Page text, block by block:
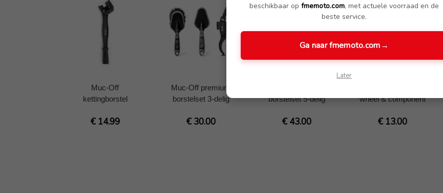
Muc-Off
kettingborstel
€ 14.99
Muc-Off premium
borstelset 3-delig
€ 30.00
borstelset 5-delig
€ 43.00
wheel & component
€ 13.00
beschikbaar op fmemoto.com, met actuele voorraad en de
beste service.
Ga naar fmemoto.com→
Later